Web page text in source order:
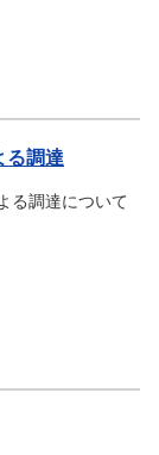
る調達
る調達について